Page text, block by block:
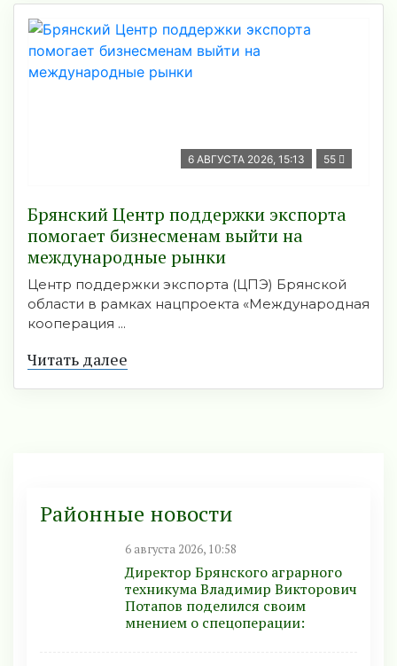
6 АВГУСТА 2026, 15:13 55
Брянский Центр поддержки экспорта
помогает бизнесменам выйти на
международные рынки
Центр поддержки экспорта (ЦПЭ) Брянской
области в рамках нацпроекта «Международная
кооперация ...
Читать далее
Районные новости
6 августа 2026, 10:58
Директор Брянского аграрного
техникума Владимир Викторович
Потапов поделился своим
мнением о спецоперации: